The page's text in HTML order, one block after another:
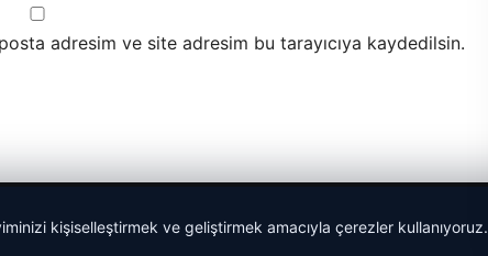
adresim ve site adresim bu tarayıcıya kaydedilsin.
kişiselleştirmek ve geliştirmek amacıyla çerezler kullanıyoruz.